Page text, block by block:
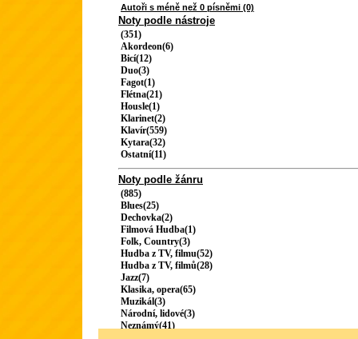
Autoři s méně než 0 písněmi (0)
Noty podle nástroje
(351)
Akordeon(6)
Bicí(12)
Duo(3)
Fagot(1)
Flétna(21)
Housle(1)
Klarinet(2)
Klavír(559)
Kytara(32)
Ostatní(11)
Noty podle žánru
(885)
Blues(25)
Dechovka(2)
Filmová Hudba(1)
Folk, Country(3)
Hudba z TV, filmu(52)
Hudba z TV, filmů(28)
Jazz(7)
Klasika, opera(65)
Muzikál(3)
Národní, lidové(3)
Neznámý(41)